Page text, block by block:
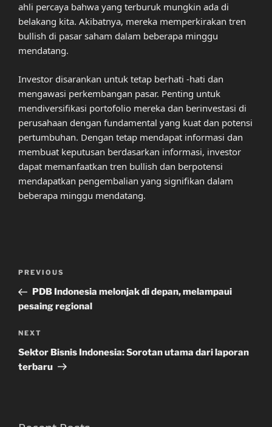
ahli percaya bahwa yang terburuk mungkin ada di
belakang kita. Akibatnya, mereka memperkirakan tren
bullish di pasar saham dalam beberapa minggu
mendatang.
Investor disarankan untuk tetap berhati -hati dan
mengawasi perkembangan pasar. Penting untuk
mendiversifikasi portofolio mereka dan berinvestasi di
perusahaan dengan fundamental yang kuat dan potensi
pertumbuhan. Dengan tetap mendapat informasi dan
membuat keputusan berdasarkan informasi, investor
dapat memanfaatkan tren bullish dan berpotensi
mendapatkan pengembalian yang signifikan dalam
beberapa minggu mendatang.
Previous
Post
PREVIOUS
PDB Indonesia melonjak di depan, melampaui
pesaing regional
Next
Post
NEXT
Sektor Bisnis Indonesia: Sorotan utama dari laporan
terbaru